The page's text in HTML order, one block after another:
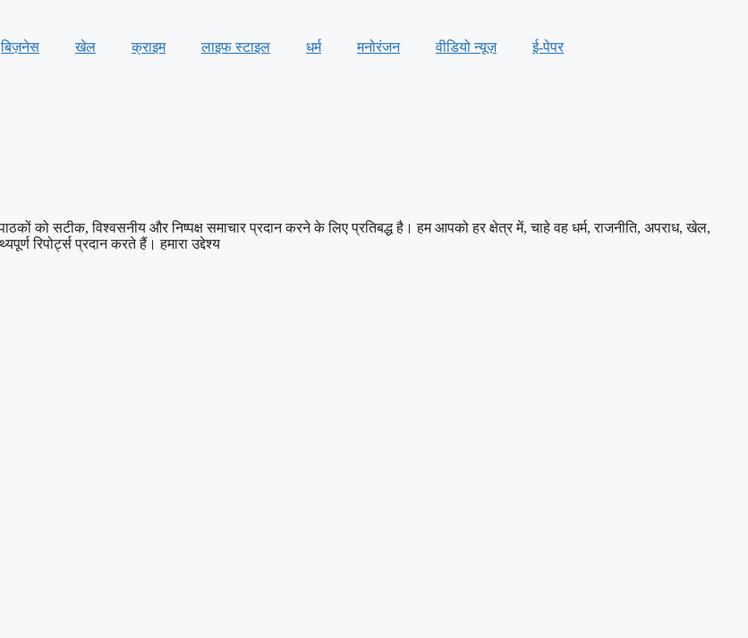
बिज़नेस खेल क्राइम लाइफ स्टाइल धर्म मनोरंजन वीडियो न्यूज़ ई-पेपर
को सटीक, विश्वसनीय और निष्पक्ष समाचार प्रदान करने के लिए प्रतिबद्ध है। हम आपको हर क्षेत्र में, चाहे वह धर्म, राजनीति, अपराध, खेल,
रिपोर्ट्स प्रदान करते हैं। हमारा उद्देश्य